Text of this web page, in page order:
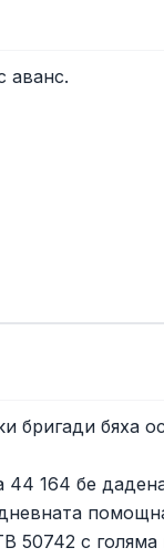
аванс.
бригади бяха
164 бе
50742 с